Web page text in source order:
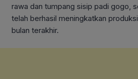
rawa dan tumpang sisip padi gogo,
telah berhasil meningkatkan
bulan terakhir.